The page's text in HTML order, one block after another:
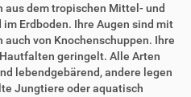
aus dem tropischen Mittel- und
Erdboden. Ihre Augen sind mit
von Knochenschuppen. Ihre
geringelt. Alle Arten
lebendgebärend, andere legen
Jungtiere oder aquatisch